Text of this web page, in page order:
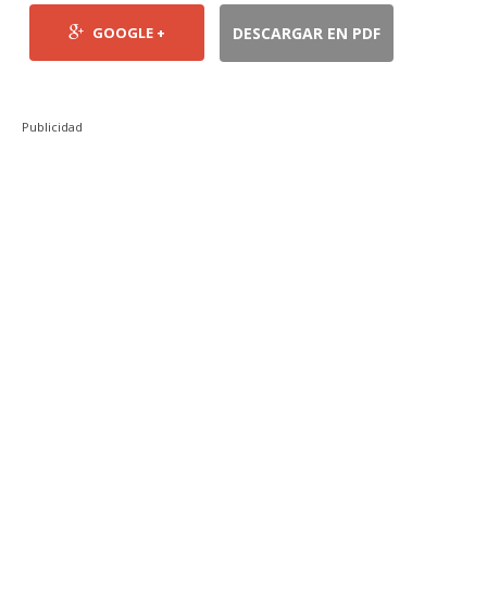
GOOGLE + DESCARGAR EN PDF
Publicidad